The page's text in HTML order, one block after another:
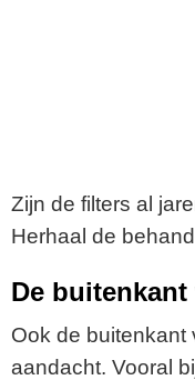
Zijn de filters al
Herhaal de
De
Ook de buitenkant
aandacht. Vooral